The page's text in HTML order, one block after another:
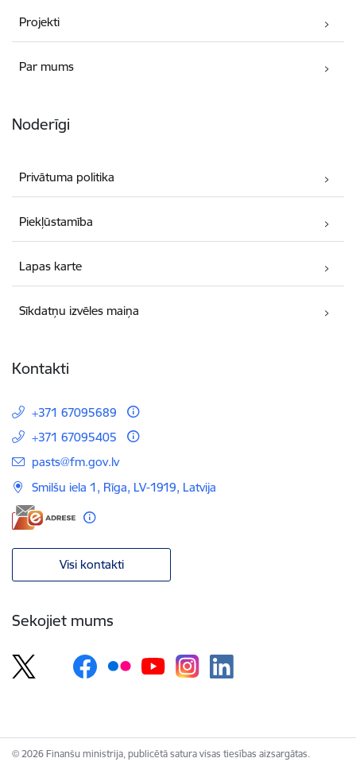
Projekti
Par mums
Noderīgi
Privātuma politika
Piekļūstamība
Lapas karte
Sīkdatņu izvēles maiņa
Kontakti
+371 67095689
+371 67095405
E-pasts:
pasts@fm.gov.lv
Smilšu iela 1, Rīga, LV-1919, Latvija
Visi kontakti
Sekojiet mums
© 2026 Finanšu ministrija, publicētā satura visas tiesības aizsargātas.